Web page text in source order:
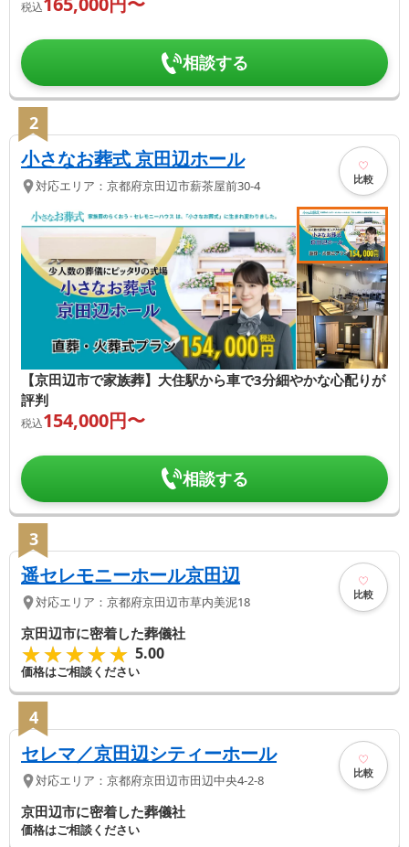
税込
相談する
2
小さなお葬式 京田辺ホール
対応エリア： 京都府京田辺市薪茶屋前30-4 比較
【京田辺市で家族葬】大住駅から車で3分細やかな心配りが
評判
税込154,000円〜
相談する
3
遥セレモニーホール京田辺
対応エリア： 京都府京田辺市草内美泥18 比較
京田辺市に密着した葬儀社
★★★★★
★★★★★ 5.00
価格はご相談ください
4
セレマ／京田辺シティーホール
対応エリア： 京都府京田辺市田辺中央4-2-8 比較
京田辺市に密着した葬儀社
価格はご相談ください